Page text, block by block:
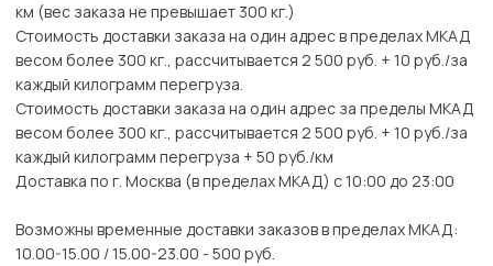
км (вес заказа не превышает 300 кг.)
Стоимость доставки заказа на один адрес в пределах МКАД
весом более 300 кг., рассчитывается 2 500 руб. + 10 руб./за
каждый килограмм перегруза.
Стоимость доставки заказа на один адрес за пределы МКАД
весом более 300 кг., рассчитывается 2 500 руб. + 10 руб./за
каждый килограмм перегруза + 50 руб./км
Доставка по г. Москва (в пределах МКАД) с 10:00 до 23:00
Возможны временные доставки заказов в пределах МКАД:
10.00-15.00 / 15.00-23.00 - 500 руб.